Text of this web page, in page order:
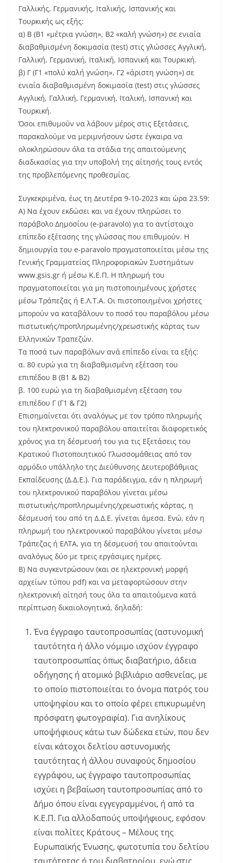
Γαλλικής, Γερμανικής, Ιταλικής, Ισπανικής και
Τουρκικής ως εξής:
α) Β (Β1 «μέτρια γνώση», Β2 «καλή γνώση») σε ενιαία
διαβαθμισμένη δοκιμασία (test) στις γλώσσες Αγγλική,
Γαλλική, Γερμανική, Ιταλική, Ισπανική και Τουρκική.
β) Γ (Γ1 «πολύ καλή γνώση», Γ2 «άριστη γνώση») σε
ενιαία διαβαθμισμένη δοκιμασία (test) στις γλώσσες
Αγγλική, Γαλλική, Γερμανική, Ιταλική, Ισπανική και
Τουρκική.
Όσοι επιθυμούν να λάβουν μέρος στις Εξετάσεις,
παρακαλούμε να μεριμνήσουν ώστε έγκαιρα να
ολοκληρώσουν όλα τα στάδια της απαιτούμενης
διαδικασίας για την υποβολή της αίτησής τους εντός
της προβλεπόμενης προθεσμίας.
Συγκεκριμένα, έως τη Δευτέρα 9-10-2023 και ώρα 23.59:
Α) Να έχουν εκδώσει και να έχουν πληρώσει το
παράβολο Δημοσίου (e-paravolo) για το αντίστοιχο
επίπεδο εξέτασης της γλώσσας που επιθυμούν. Η
δημιουργία του e-paravolo πραγματοποιείται μέσω της
Γενικής Γραμματείας Πληροφοριακών Συστημάτων
www.gsis.gr ή μέσω Κ.Ε.Π. Η πληρωμή του
πραγματοποιείται για μη πιστοποιημένους χρήστες
μέσω Τράπεζας ή Ε.Λ.Τ.Α. Οι πιστοποιημένοι χρήστες
μπορούν να καταβάλουν το ποσό του παραβόλου μέσω
πιστωτικής/προπληρωμένης/χρεωστικής κάρτας των
Ελληνικών Τραπεζών.
Τα ποσά των παραβόλων ανά επίπεδο είναι τα εξής:
α. 80 ευρώ για τη διαβαθμισμένη εξέταση του
επιπέδου Β (Β1 & Β2)
β. 100 ευρώ για τη διαβαθμισμένη εξέταση του
επιπέδου Γ (Γ1 & Γ2)
Επισημαίνεται ότι αναλόγως με τον τρόπο πληρωμής
του ηλεκτρονικού παραβόλου απαιτείται διαφορετικός
χρόνος για τη δέσμευσή του για τις Εξετάσεις του
Κρατικού Πιστοποιητικού Γλωσσομάθειας από τον
αρμόδιο υπάλληλο της Διεύθυνσης Δευτεροβάθμιας
Εκπαίδευσης (Δ.Δ.Ε.). Για παράδειγμα, εάν η πληρωμή
του ηλεκτρονικού παραβόλου γίνεται μέσω
πιστωτικής/προπληρωμένης/χρεωστικής κάρτας, η
δέσμευσή του από τη Δ.Δ.Ε. γίνεται άμεσα. Ενώ, εάν η
πληρωμή του ηλεκτρονικού παραβόλου γίνεται μέσω
Τράπεζας ή ΕΛΤΑ, για τη δέσμευσή του απαιτούνται
αναλόγως δύο με τρεις εργάσιμες ημέρες.
Β) Να συγκεντρώσουν (και σε ηλεκτρονική μορφή
αρχείων τύπου pdf) και να μεταφορτώσουν στην
ηλεκτρονική αίτησή τους όλα τα απαιτούμενα κατά
περίπτωση δικαιολογητικά, δηλαδή:
Ένα έγγραφο ταυτοπροσωπίας (αστυνομική
ταυτότητα ή άλλο νόμιμο ισχύον έγγραφο
ταυτοπροσωπίας όπως διαβατήριο, άδεια
οδήγησης ή ατομικό βιβλιάριο ασθενείας, με
το οποίο πιστοποιείται το όνομα πατρός του
υποψηφίου και το οποίο φέρει επικυρωμένη
πρόσφατη φωτογραφία). Για ανηλίκους
υποψήφιους κάτω των δώδεκα ετών, που δεν
είναι κάτοχοι δελτίου αστυνομικής
ταυτότητας ή άλλου συναφούς δημοσίου
εγγράφου, ως έγγραφο ταυτοπροσωπίας
ισχύει η βεβαίωση ταυτοπροσωπίας από το
Δήμο όπου είναι εγγεγραμμένοι, ή από τα
Κ.Ε.Π. Για αλλοδαπούς υποψήφιους, εφόσον
είναι πολίτες Κράτους – Μέλους της
Ευρωπαϊκής Ένωσης, φωτοτυπία του δελτίου